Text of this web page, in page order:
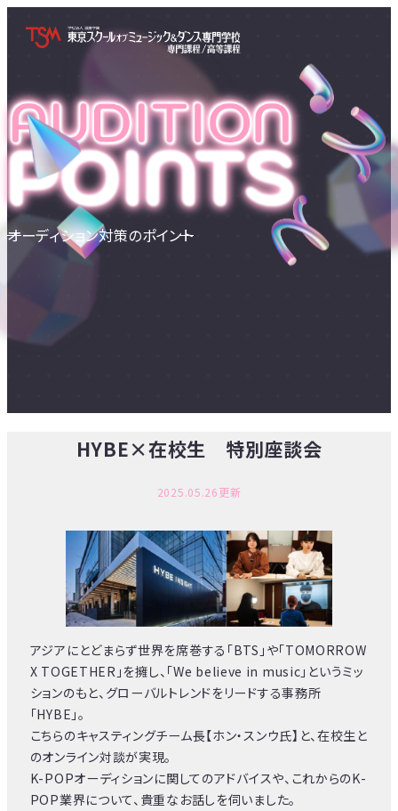
オーディション対策のポイント
HYBE×在校生 特別座談会
2025.05.26更新
アジアにとどまらず世界を席巻する「BTS」や「TOMORROW
X TOGETHER」を擁し、「We believe in music」というミッ
ションのもと、グローバルトレンドをリードする事務所
「HYBE」。
こちらのキャスティングチーム長【ホン・スンウ氏】と、在校生と
のオンライン対談が実現。
K-POPオーディションに関してのアドバイスや、これからのK-
POP業界について、貴重なお話しを伺いました。